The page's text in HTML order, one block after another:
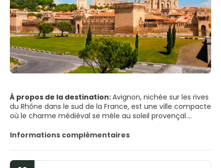
À propos de la destination:Avignon, nichée sur les rives
du Rhône dans le sud de la France, est une ville compacte
où le charme médiéval se mêle au soleil provençal.
en pierre couleur miel, la ville invite à la flânerie dans ses
animés. Son horizon est couronné par le Palais des Papes,
l'un des plus grands et des plus importants palais
Informations complémentaires